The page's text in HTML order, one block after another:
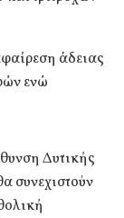
άδειας
ενώ
Δυτικής
συνεχιστούν